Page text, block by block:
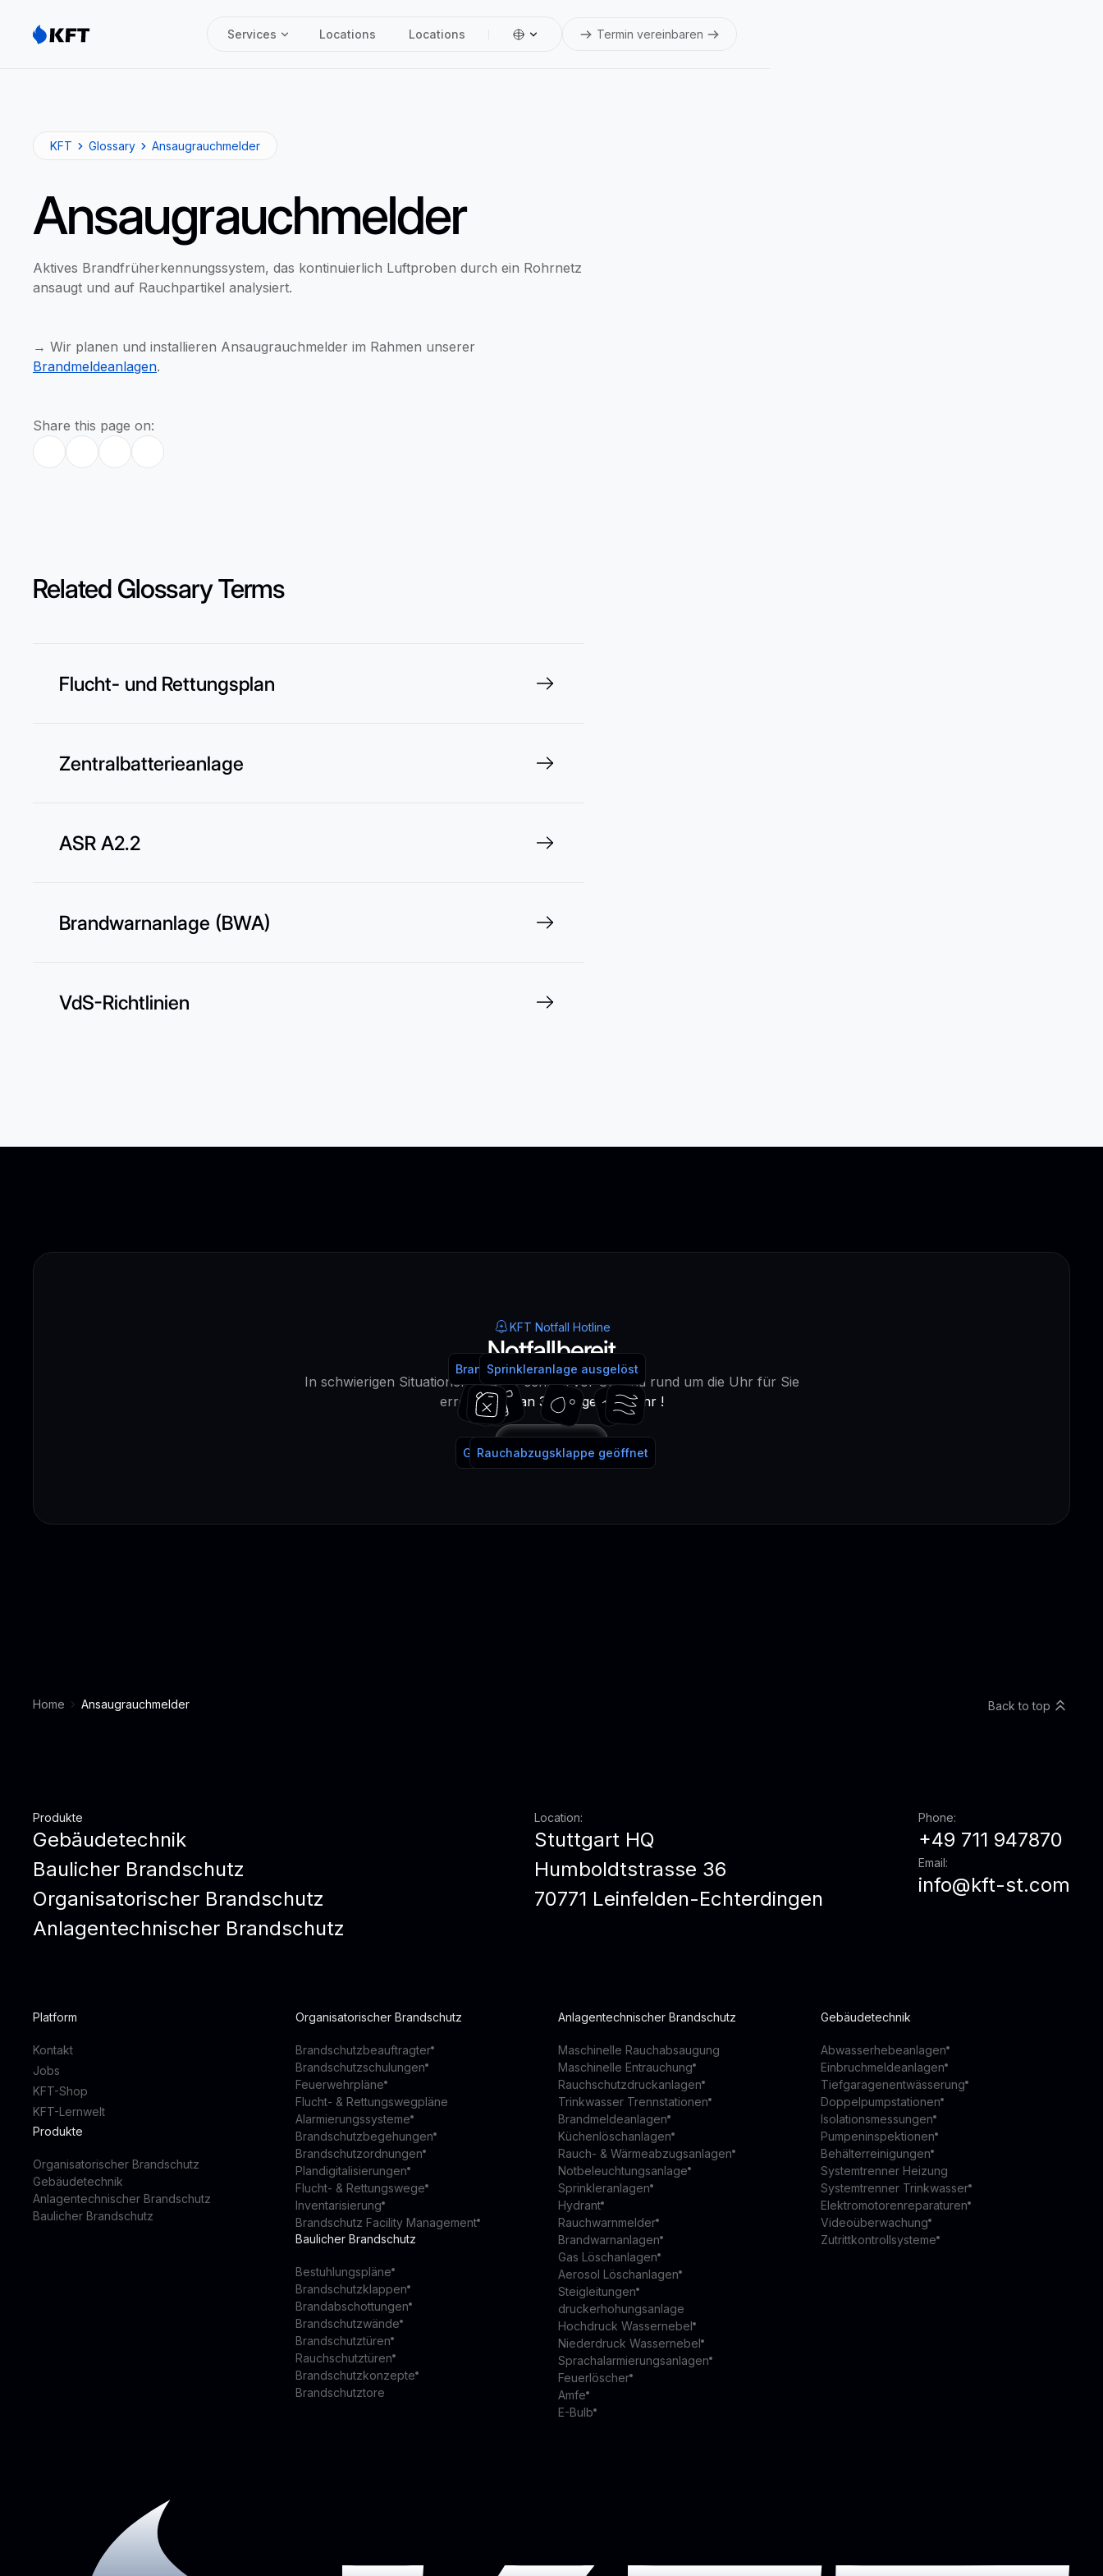
Services Locations Locations Termin vereinbaren
KFT Glossary Ansaugrauchmelder
Ansaugrauchmelder
Aktives Brandfrüherkennungssystem, das kontinuierlich Luftproben durch ein Rohrnetz
ansaugt und auf Rauchpartikel analysiert.
→ Wir planen und installieren Ansaugrauchmelder im Rahmen unserer
Brandmeldeanlagen.
Share this page on:
Related Glossary Terms
Flucht- und Rettungsplan
Zentralbatterieanlage
ASR A2.2
Brandwarnanlage (BWA)
VdS-Richtlinien
KFT Notfall Hotline
Notfallbereit
In schwierigen Situationen sind wir schnell vor Ort und rund um die Uhr für Sie
erreichbar - an 365 Tagen im Jahr !
Anrufen
Feuerlöscher benutzt
Brandmeldeanlage ausgelöst
Gaslöschanlage ausgelöst
Wasser!
Sprinkleranlage ausgelöst
Rauchabzugsklappe geöffnet
Home Ansaugrauchmelder Back to top
Produkte
Gebäudetechnik
Baulicher Brandschutz
Organisatorischer Brandschutz
Anlagentechnischer Brandschutz
Location:
Stuttgart HQ
Humboldtstrasse 36
70771 Leinfelden-Echterdingen
Phone:
+49 711 947870
Email:
info@kft-st.com
Platform
Kontakt
Jobs
KFT-Shop
KFT-Lernwelt
Produkte
Organisatorischer Brandschutz
Gebäudetechnik
Anlagentechnischer Brandschutz
Baulicher Brandschutz
Organisatorischer Brandschutz
Brandschutzbeauftragter
Brandschutzschulungen
Feuerwehrpläne
Flucht- & Rettungswegpläne
Alarmierungssysteme
Brandschutzbegehungen
Brandschutzordnungen
Plandigitalisierungen
Flucht- & Rettungswege
Inventarisierung
Brandschutz Facility Management
Baulicher Brandschutz
Bestuhlungspläne
Brandschutzklappen
Brandabschottungen
Brandschutzwände
Brandschutztüren
Rauchschutztüren
Brandschutzkonzepte
Brandschutztore
Anlagentechnischer Brandschutz
Maschinelle Rauchabsaugung
Maschinelle Entrauchung
Rauchschutzdruckanlagen
Trinkwasser Trennstationen
Brandmeldeanlagen
Küchenlöschanlagen
Rauch- & Wärmeabzugsanlagen
Notbeleuchtungsanlage
Sprinkleranlagen
Hydrant
Rauchwarnmelder
Brandwarnanlagen
Gas Löschanlagen
Aerosol Löschanlagen
Steigleitungen
druckerhohungsanlage
Hochdruck Wassernebel
Niederdruck Wassernebel
Sprachalarmierungsanlagen
Feuerlöscher
Amfe
E-Bulb
Gebäudetechnik
Abwasserhebeanlagen
Einbruchmeldeanlagen
Tiefgaragenentwässerung
Doppelpumpstationen
Isolationsmessungen
Pumpeninspektionen
Behälterreinigungen
Systemtrenner Heizung
Systemtrenner Trinkwasser
Elektromotorenreparaturen
Videoüberwachung
Zutrittkontrollsysteme